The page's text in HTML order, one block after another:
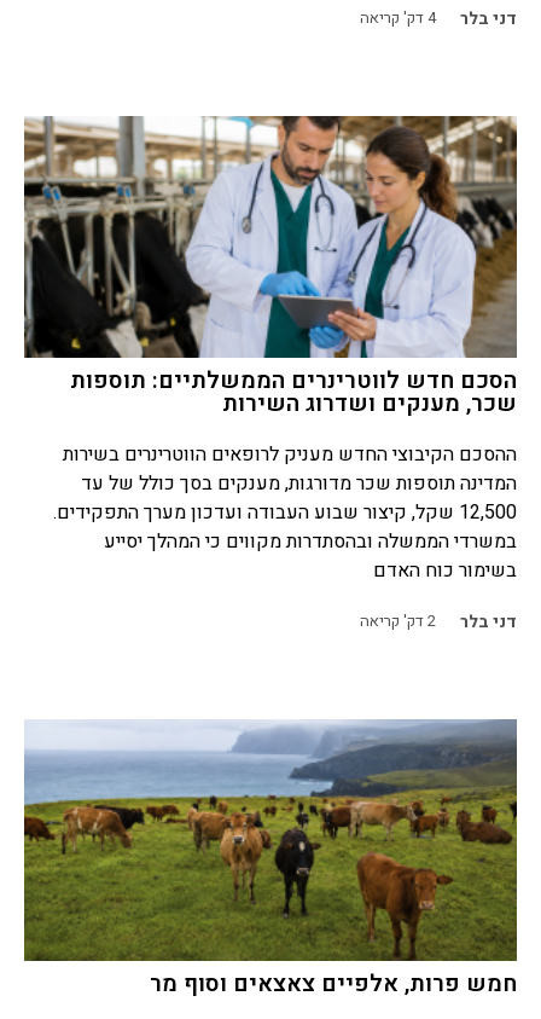
דני בלר 4דק' קריאה
הסכם חדש לווטרינרים הממשלתיים: תוספות
שכר, מענקים ושדרוג השירות
ההסכם הקיבוצי החדש מעניק לרופאים הווטרינרים בשירות
המדינה תוספות שכר מדורגות, מענקים בסך כולל של עד
12,500 שקל, קיצור שבוע העבודה ועדכון מערך התפקידים.
במשרדי הממשלה ובהסתדרות מקווים כי המהלך יסייע
בשימור כוח האדם
דני בלר 2דק' קריאה
חמש פרות, אלפיים צאצאים וסוף מר